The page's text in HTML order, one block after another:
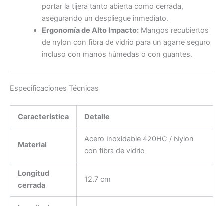
portar la tijera tanto abierta como cerrada,
asegurando un despliegue inmediato.
Ergonomía de Alto Impacto:Mangos recubiertos
de nylon con fibra de vidrio para un agarre seguro
incluso con manos húmedas o con guantes.
Especificaciones Técnicas
Característica Detalle
Material
Acero Inoxidable 420HC / Nylon
con fibra de vidrio
Longitud
cerrada
12.7 cm